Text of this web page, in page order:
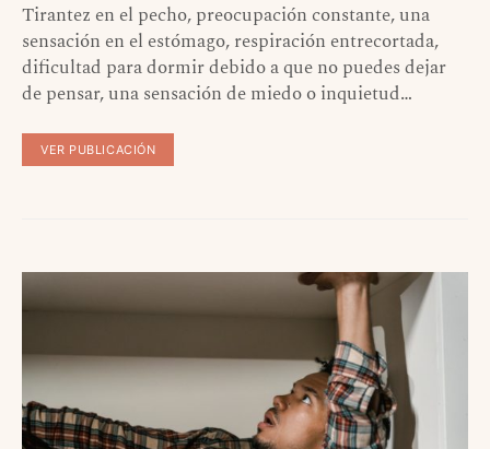
Tirantez en el pecho, preocupación constante, una
sensación en el estómago, respiración entrecortada,
dificultad para dormir debido a que no puedes dejar
de pensar, una sensación de miedo o inquietud…
VER PUBLICACIÓN